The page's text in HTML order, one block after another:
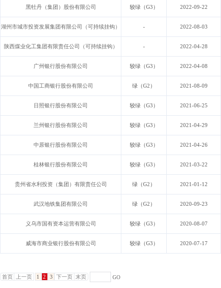
黑牡丹（集团）股份有限公司 较绿（G3） 2022-09-22
湖州市城市投资发展集团有限公司（可持续挂钩） - 2022-08-03
陕西煤业化工集团有限责任公司（可持续挂钩） - 2022-04-28
广州银行股份有限公司 较绿（G3） 2022-04-08
中国工商银行股份有限公司 绿（G2） 2021-08-09
日照银行股份有限公司 较绿（G3） 2021-06-25
兰州银行股份有限公司 较绿（G3） 2021-04-29
中原银行股份有限公司 较绿（G3） 2021-04-26
桂林银行股份有限公司 较绿（G3） 2021-03-22
贵州省水利投资（集团）有限责任公司 绿（G2） 2021-01-12
武汉地铁集团有限公司 绿（G2） 2020-09-23
义乌市国有资本运营有限公司 较绿（G3） 2020-08-07
威海市商业银行股份有限公司 较绿（G3） 2020-07-17
首页 上一页 1 2 3 下一页 末页 GO